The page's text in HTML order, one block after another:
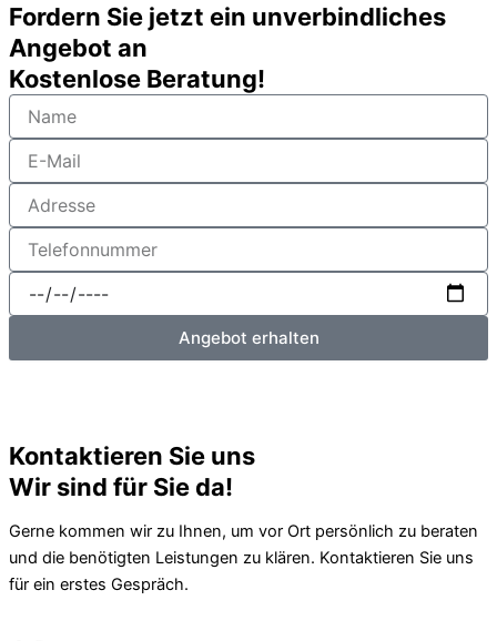
Fordern Sie jetzt ein unverbindliches
Angebot an
Kostenlose Beratung!
Name
E-
Mail
Adresse
Telefonnummer
Datum
Angebot erhalten
Kontaktieren Sie uns
Wir sind für Sie da!
Gerne kommen wir zu Ihnen, um vor Ort persönlich zu beraten
und die benötigten Leistungen zu klären. Kontaktieren Sie uns
für ein erstes Gespräch.